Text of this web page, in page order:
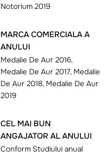
Notorium 2019
MARCA COMERCIALA A
ANULUI
Medalie De Aur 2016,
Medalie De Aur 2017, Medalie
De Aur 2018, Medalie De Aur
2019
CEL MAI BUN
ANGAJATOR AL ANULUI
Conform Studiului anual